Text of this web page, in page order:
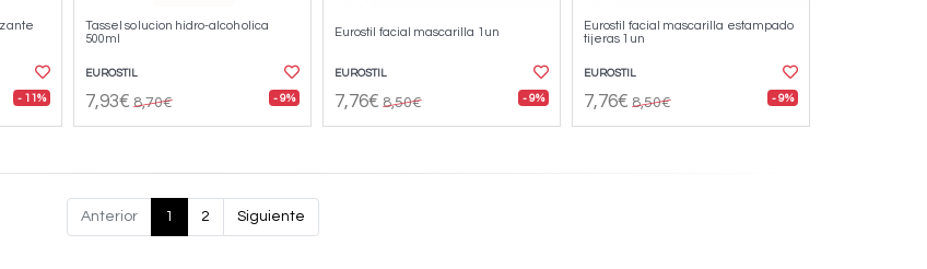
- 11%
Tassel solucion hidro-alcoholica
500ml
EUROSTIL
7,93€ 8,70€ - 9%
Eurostil facial mascarilla 1un
EUROSTIL
7,76€ 8,50€ - 9%
Eurostil facial mascarilla estampado
tijeras 1un
EUROSTIL
7,76€ 8,50€ - 9%
Anterior 1 2 Siguiente